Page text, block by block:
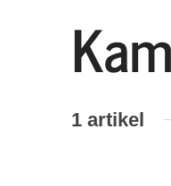
1 artikel